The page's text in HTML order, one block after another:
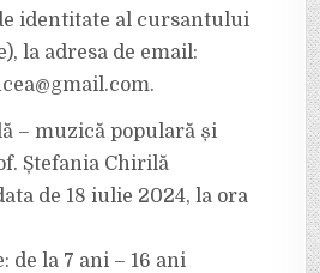
identitate al cursantului
la adresa de email:
– muzică populară și
Ștefania Chirilă
de 18 iulie 2024, la ora
de la 7 ani – 16 ani